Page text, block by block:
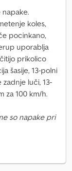
koles,
pocinkano,
uporablja
prikolico
šasije, 13-polni
luči, 13-
za 100 km/h.
so napake pri